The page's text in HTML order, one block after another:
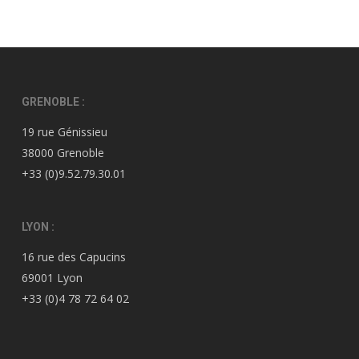
GRENOBLE :
19 rue Génissieu
38000 Grenoble
+33 (0)9.52.79.30.01
LYON :
16 rue des Capucins
69001 Lyon
+33 (0)4 78 72 64 02